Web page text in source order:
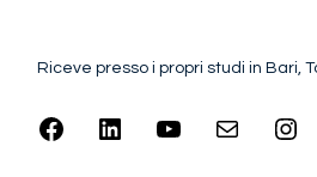
Riceve presso i propri studi in Bari,